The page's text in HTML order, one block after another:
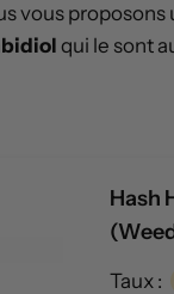
vous
qui le sont
Hash
Taux :